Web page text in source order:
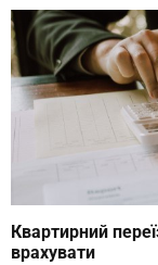
Квартирний
врахувати